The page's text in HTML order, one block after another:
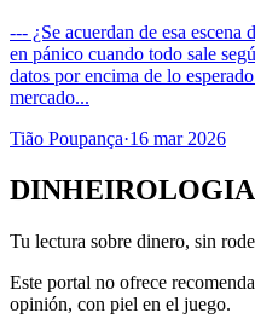
--- ¿Se acuerdan de esa
en pánico cuando todo sale
datos por encima de lo
mercado...
Tião Poupança·16 mar 2026
DINHEIROLOGIA
Tu lectura sobre dinero, sin
Este portal no ofrece
opinión, con piel en el juego.